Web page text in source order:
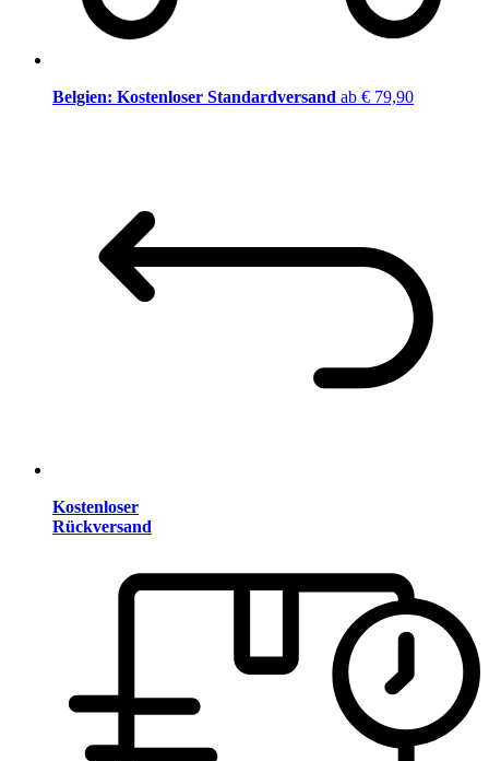
Belgien: Kostenloser Standardversand ab € 79,90
Kostenloser
Rückversand